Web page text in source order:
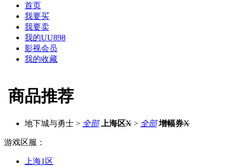
首页
我要买
我要卖
我的UU898
影视会员
我的收藏
商品推荐
地下城与勇士 > 全部 上海区X > 全部 增幅券X
游戏区服：
上海1区